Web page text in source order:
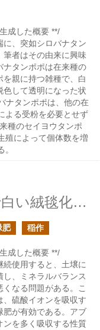
成した概要 **/
に、突如シロバナタン
筆者はその由来に興味
ナタンポポは在来種の
を親に持つ雑種で、白
色して透明になった状
ナタンポポは、他の在
よる受粉を必要とせず
種のセイヨウタンポ
殖によって個体数を増
レンゲ畑がナズナの花で白い絨毯化した
肥 稲作
成した概要 **/
続使用すると、土壌に
し、ミネラルバランス
なる問題がある。こ
、硫酸イオンを吸収す
肥が有効である。アブ
ンを多く吸収する性質